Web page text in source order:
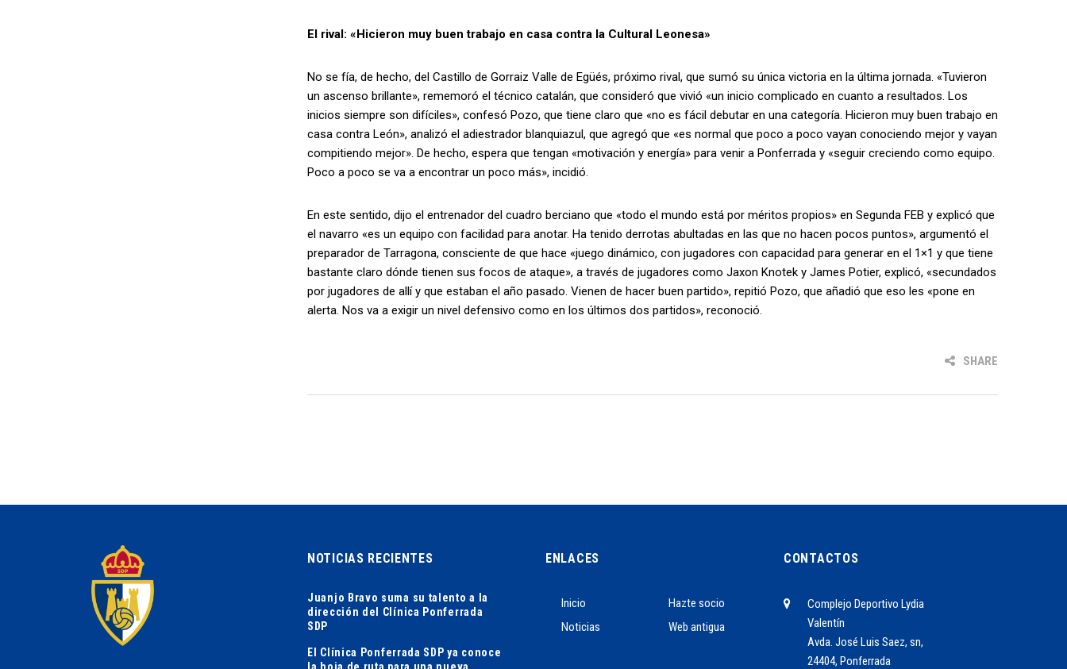
El rival: «Hicieron muy buen trabajo en casa contra la Cultural Leonesa»
No se fía, de hecho, del Castillo de Gorraiz Valle de Egüés, próximo rival, que sumó su única victoria en la última jornada. «Tuvieron
un ascenso brillante», rememoró el técnico catalán, que consideró que vivió «un inicio complicado en cuanto a resultados. Los
inicios siempre son difíciles», confesó Pozo, que tiene claro que «no es fácil debutar en una categoría. Hicieron muy buen trabajo en
casa contra León», analizó el adiestrador blanquiazul, que agregó que «es normal que poco a poco vayan conociendo mejor y vayan
compitiendo mejor». De hecho, espera que tengan «motivación y energía» para venir a Ponferrada y «seguir creciendo como equipo.
Poco a poco se va a encontrar un poco más», incidió.
En este sentido, dijo el entrenador del cuadro berciano que «todo el mundo está por méritos propios» en Segunda FEB y explicó que
el navarro «es un equipo con facilidad para anotar. Ha tenido derrotas abultadas en las que no hacen pocos puntos», argumentó el
preparador de Tarragona, consciente de que hace «juego dinámico, con jugadores con capacidad para generar en el 1×1 y que tiene
bastante claro dónde tienen sus focos de ataque», a través de jugadores como Jaxon Knotek y James Potier, explicó, «secundados
por jugadores de allí y que estaban el año pasado. Vienen de hacer buen partido», repitió Pozo, que añadió que eso les «pone en
alerta. Nos va a exigir un nivel defensivo como en los últimos dos partidos», reconoció.
SHARE
NOTICIAS RECIENTES
Juanjo Bravo suma su talento a la
dirección del Clínica Ponferrada
SDP
El Clínica Ponferrada SDP ya conoce
ENLACES
Inicio
Hazte socio
Noticias
Web antigua
CONTACTOS
Complejo Deportivo Lydia
Valentín
Avda. José Luis Saez, sn,
24404, Ponferrada